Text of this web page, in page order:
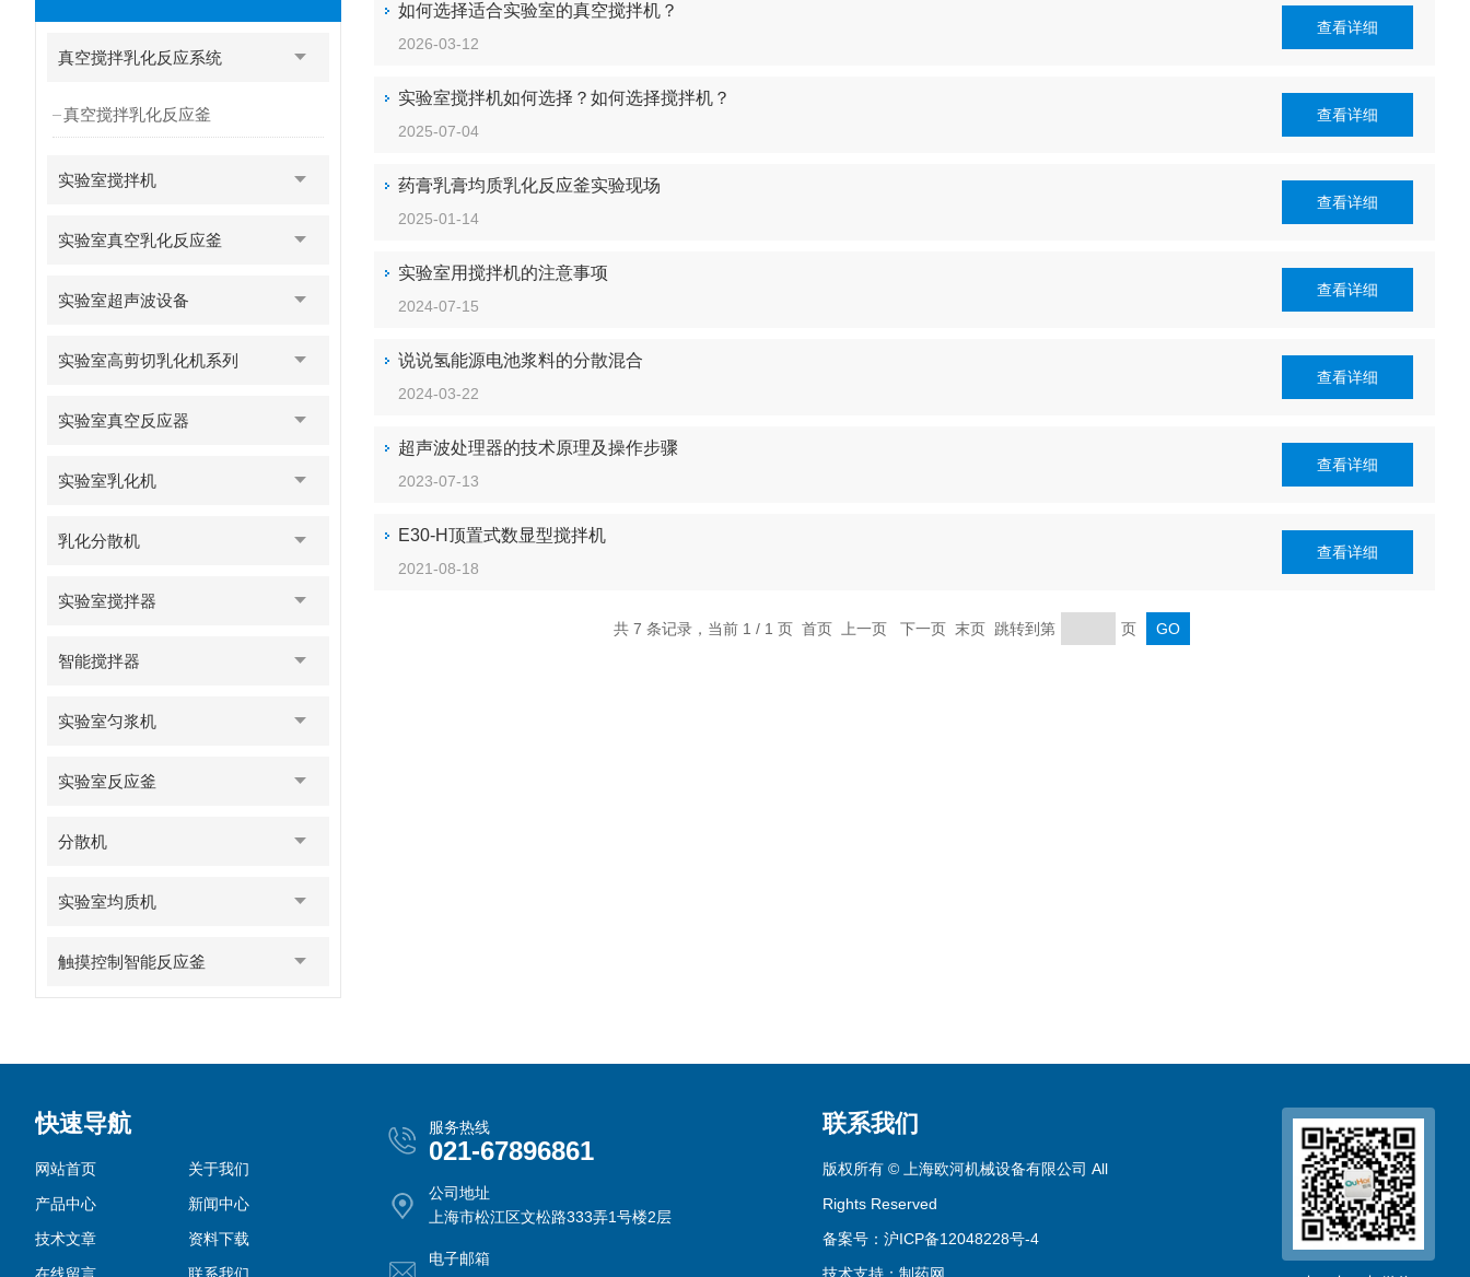
真空搅拌乳化反应系统
真空搅拌乳化反应釜
实验室搅拌机
实验室真空乳化反应釜
实验室超声波设备
实验室高剪切乳化机系列
实验室真空反应器
实验室乳化机
乳化分散机
实验室搅拌器
智能搅拌器
实验室匀浆机
实验室反应釜
分散机
实验室均质机
触摸控制智能反应釜
如何选择适合实验室的真空搅拌机？
2026-03-12
查看详细
实验室搅拌机如何选择？如何选择搅拌机？
2025-07-04
查看详细
药膏乳膏均质乳化反应釜实验现场
2025-01-14
查看详细
实验室用搅拌机的注意事项
2024-07-15
查看详细
说说氢能源电池浆料的分散混合
2024-03-22
查看详细
超声波处理器的技术原理及操作步骤
2023-07-13
查看详细
E30-H顶置式数显型搅拌机
2021-08-18
查看详细
共 7 条记录，当前 1 / 1 页 首页 上一页 下一页 末页 跳转到第 页
快速导航
网站首页
关于我们
产品中心
新闻中心
技术文章
资料下载
服务热线
021-67896861
公司地址
上海市松江区文松路333弄1号楼2层
电子邮箱
联系我们
版权所有 © 上海欧河机械设备有限公司 All
Rights Reserved
备案号：沪ICP备12048228号-4